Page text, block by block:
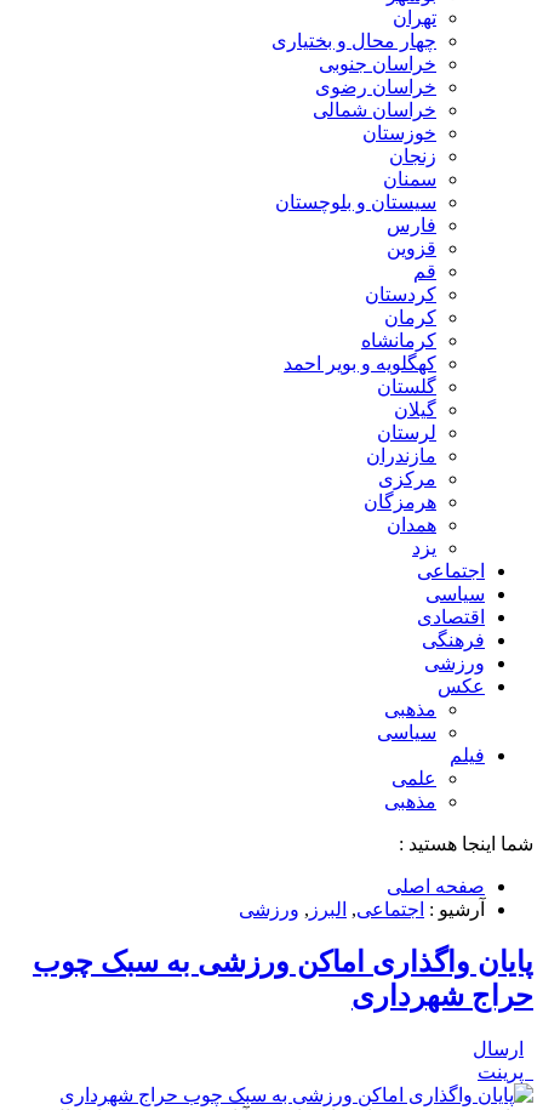
تهران
چهار محال و بختیاری
خراسان جنوبی
خراسان رضوی
خراسان شمالی
خوزستان
زنجان
سمنان
سیستان و بلوچستان
فارس
قزوین
قم
کردستان
کرمان
کرمانشاه
کهگلویه و بویر احمد
گلستان
گیلان
لرستان
مازندران
مرکزی
هرمزگان
همدان
یزد
اجتماعی
سیاسی
اقتصادی
فرهنگی
ورزشی
عکس
مذهبی
سیاسی
فیلم
علمی
مذهبی
شما اینجا هستید :
صفحه اصلی
آرشیو : اجتماعی, البرز , ورزشی
پایان واگذاری اماکن ورزشی به سبک چوب
حراج شهرداری
ارسال
پرینت